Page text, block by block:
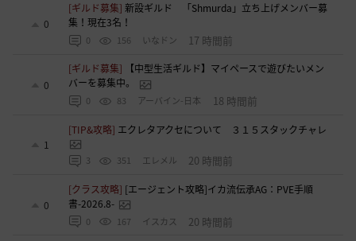
0
[ギルド募集]新設ギルド 「Shmurda」立ち上げメンバー募
集！現在3名！
0 156 いなドン 17 時間前
0
[ギルド募集]
【中型生活ギルド】マイペースで遊びたいメン
バーを募集中。
0 83 アーバイン-日本 18 時間前
1
[TIP&攻略] エクレタアクセについて ３１５スタックチャレ
3 351 エレメル 20 時間前
0
[クラス攻略] [エージェント攻略]イカ流伝承AG：PVE手順
書-2026.8-
0 167 イスカス 20 時間前